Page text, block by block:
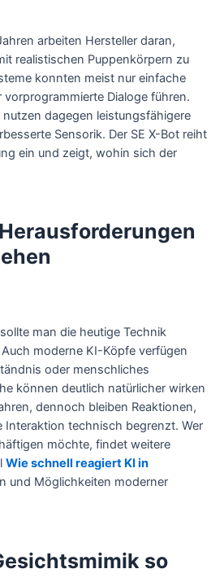
arbeiten Hersteller daran,
realistischen Puppenkörpern zu
konnten meist nur einfache
Dialoge führen.
dagegen leistungsfähigere
Sensorik. Der SE X-Bot reiht
ein und zeigt, wohin sich der
man die heutige Technik
moderne KI-Köpfe verfügen
oder menschliches
können deutlich natürlicher wirken
dennoch bleiben Reaktionen,
Interaktion technisch begrenzt. Wer
möchte, findet weitere
Wie schnell reagiert KI in
und Möglichkeiten moderner
so